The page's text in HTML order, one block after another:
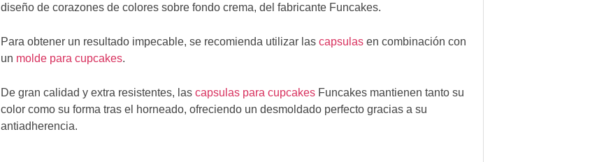
diseño de corazones de colores sobre fondo crema, del fabricante Funcakes.
Para obtener un resultado impecable, se recomienda utilizar las capsulasen combinación con
un molde para cupcakes.
De gran calidad y extra resistentes, las capsulas para cupcakesFuncakes mantienen tanto su
color como su forma tras el horneado, ofreciendo un desmoldado perfecto gracias a su
antiadherencia.